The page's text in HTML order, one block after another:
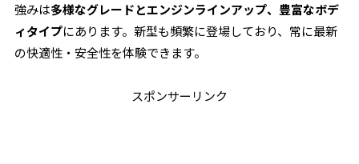
強みは多様なグレードとエンジンラインアップ、豊富なボデ
ィタイプにあります。新型も頻繁に登場しており、常に最新
の快適性・安全性を体験できます。
スポンサーリンク